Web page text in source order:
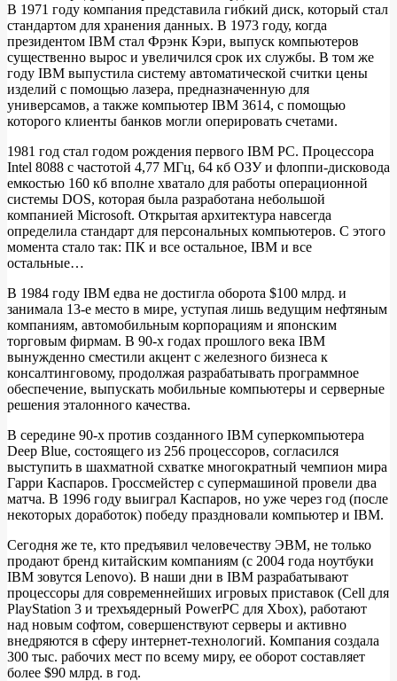
В 1971 году компания представила гибкий диск, который стал
стандартом для хранения данных. В 1973 году, когда
президентом IBM стал Фрэнк Кэри, выпуск компьютеров
существенно вырос и увеличился срок их службы. В том же
году IBM выпустила систему автоматической считки цены
изделий с помощью лазера, предназначенную для
универсамов, а также компьютер IBM 3614, с помощью
которого клиенты банков могли оперировать счетами.
1981 год стал годом рождения первого IBM PC. Процессора
Intel 8088 с частотой 4,77 МГц, 64 кб ОЗУ и флоппи-дисковода
емкостью 160 кб вполне хватало для работы операционной
системы DOS, которая была разработана небольшой
компанией Microsoft. Открытая архитектура навсегда
определила стандарт для персональных компьютеров. С этого
момента стало так: ПК и все остальное, IBM и все
остальные…
В 1984 году IBM едва не достигла оборота $100 млрд. и
занимала 13-е место в мире, уступая лишь ведущим нефтяным
компаниям, автомобильным корпорациям и японским
торговым фирмам. В 90-х годах прошлого века IBM
вынужденно сместили акцент с железного бизнеса к
консалтинговому, продолжая разрабатывать программное
обеспечение, выпускать мобильные компьютеры и серверные
решения эталонного качества.
В середине 90-х против созданного IBM суперкомпьютера
Deep Blue, состоящего из 256 процессоров, согласился
выступить в шахматной схватке многократный чемпион мира
Гарри Каспаров. Гроссмейстер с супермашиной провели два
матча. В 1996 году выиграл Каспаров, но уже через год (после
некоторых доработок) победу праздновали компьютер и IBM.
Сегодня же те, кто предъявил человечеству ЭВМ, не только
продают бренд китайским компаниям (c 2004 года ноутбуки
IBM зовутся Lenovo). В наши дни в IBM разрабатывают
процессоры для современнейших игровых приставок (Cell для
PlayStation 3 и трехъядерный PowerPC для Xbox), работают
над новым софтом, совершенствуют серверы и активно
внедряются в сферу интернет-технологий. Компания создала
300 тыс. рабочих мест по всему миру, ее оборот составляет
более $90 млрд. в год.